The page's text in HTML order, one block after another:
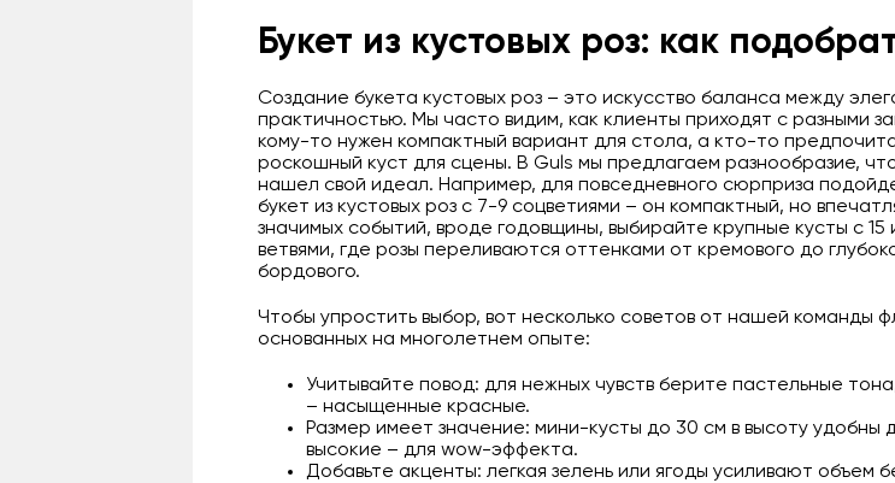
Букет из кустовых роз: как
Создание букета кустовых роз – это искусство баланса между
практичностью. Мы часто видим, как клиенты приходят с разными
кому-то нужен компактный вариант для стола, а кто-то
роскошный куст для сцены. В Guls мы предлагаем разнообразие,
нашел свой идеал. Например, для повседневного сюрприза
букет из кустовых роз с 7-9 соцветиями – он компактный, но
значимых событий, вроде годовщины, выбирайте крупные кусты с 15
ветвями, где розы переливаются оттенками от кремового до
бордового.
Чтобы упростить выбор, вот несколько советов от нашей команды
основанных на многолетнем опыте:
Учитывайте повод: для нежных чувств берите пастельные
– насыщенные красные.
Размер имеет значение: мини-кусты до 30 см в высоту удобны
высокие – для wow-эффекта.
Добавьте акценты: легкая зелень или ягоды усиливают объем